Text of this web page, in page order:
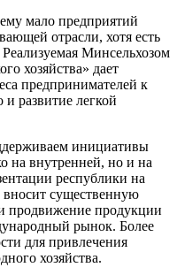
мало предприятий
отрасли, хотя есть
Минсельхозом
хозяйства» дает
предпринимателей к
и развитие легкой
инициативы
на внутренней, но и на
республики на
существенную
продвижение продукции
рынок. Более
для привлечения
хозяйства.